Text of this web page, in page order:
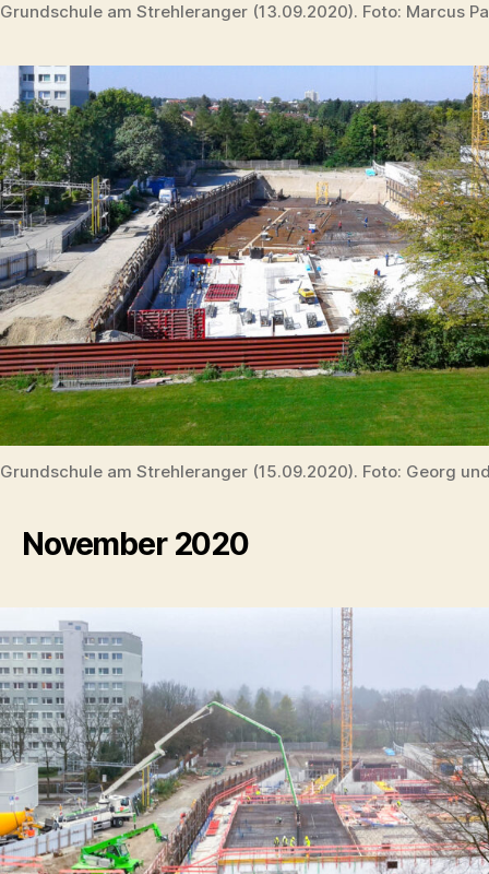
Grundschule am Strehleranger (13.09.2020). Foto: Marcus
Grundschule am Strehleranger (15.09.2020). Foto: Georg
November 2020